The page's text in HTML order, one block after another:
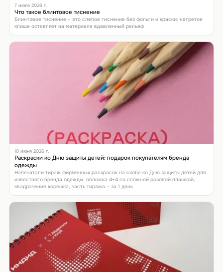
7 июля 2026 г.
Что такое блинтовое тиснение
Блинтовое тиснение – это слепое тиснение без фольги и краски: нагретое
клише оставляет на материале вдавленный рельеф
10 июня 2026 г.
Раскраски ко Дню защиты детей: подарок покупателям бренда
одежды
Напечатали тираж фирменных раскрасок на скобе ко Дню защиты детей для
известного бренда одежды: обложка 4+4 со сложной розовой плашкой,
квадрачение корешка, часть тиража – за 1 день